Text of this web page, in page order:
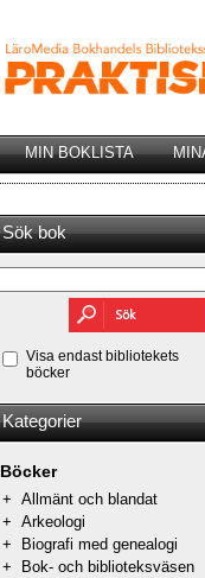
MIN BOKLISTA
Sök bok
Visa endast bibliotekets
böcker
Kategorier
Böcker
+ Allmänt och blandat
+ Arkeologi
+
Biografi med genealogi
+
Bok- och biblioteksväsen